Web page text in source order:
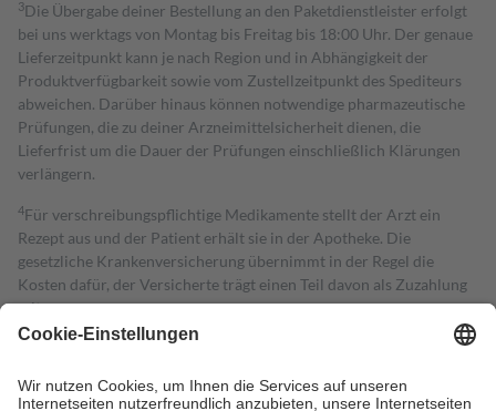
3Die Übergabe deiner Bestellung an den Paketdienstleister erfolgt
bei uns werktags von Montag bis Freitag bis 18:00 Uhr. Der genaue
Lieferzeitpunkt kann je nach Region und in Abhängigkeit der
Produktverfügbarkeit sowie vom Zustellzeitpunkt des Spediteurs
abweichen. Darüber hinaus können notwendige pharmazeutische
Prüfungen, die zu deiner Arzneimittelsicherheit dienen, die
Lieferfrist um die Dauer der Prüfungen einschließlich Klärungen
verlängern.
4Für verschreibungspflichtige Medikamente stellt der Arzt ein
Rezept aus und der Patient erhält sie in der Apotheke. Die
gesetzliche Krankenversicherung übernimmt in der Regel die
Kosten dafür, der Versicherte trägt einen Teil davon als Zuzahlung
mit.
Grundsätzlich leisten Mitglieder Zuzahlungen in Höhe von zehn
höchstens zehn Euro.
Es sind jedoch nie mehr als die tatsächlichen
Kosten der Leistung zu entrichten.